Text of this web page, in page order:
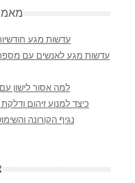
עדשות מגע
עדשות מגע לאנשים עם
למה אסור לישון
כיצד למנוע זיהום
נגיף הקורונה